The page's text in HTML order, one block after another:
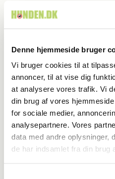
Denne hjemmeside bruger
Vi bruger cookies til at
annoncer, til at vise dig
at analysere vores trafik. Vi
din brug af vores
for sociale medier,
analysepartnere. Vores
data med andre oplysninger,
de har indsamlet fra din brug
Hvordan vælger du